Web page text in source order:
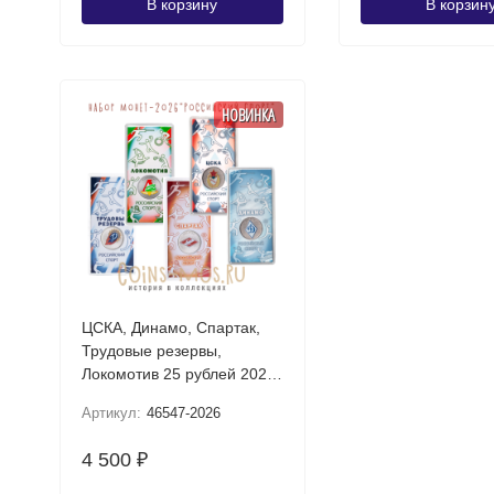
В корзину В
НОВИНКА
ЦСКА, Динамо, Спартак,
Трудовые резервы,
Локомотив 25 рублей 2026
Набор цветных монет в
Артикул: 46547-2026
4 500 ₽